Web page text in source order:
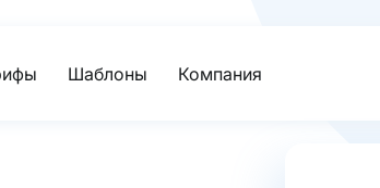
Шаблоны Компания